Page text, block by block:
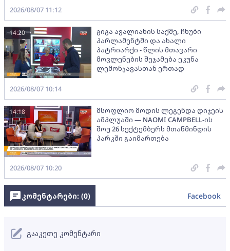
2026/08/07 11:12
გიგა ავალიანის საქმე, ჩხუბი
პარლამენტში და ახალი
პატრიარქი - წლის მთავარი
მოვლენების შეჯამება ეკუნა
ლემონჯავასთან ერთად
14:20
2026/08/07 10:14
მსოფლიო მოდის ლეგენდა დიჯეის
ამპლუაში — NAOMI CAMPBELL-ის
შოუ 26 სექტემბერს მთაწმინდის
პარკში გაიმართება
14:18
2026/08/07 10:20
კომენტარები: (0) Facebook
გააკეთე კომენტარი